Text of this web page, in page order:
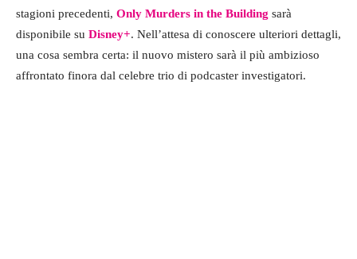
stagioni precedenti, Only Murders in the Building sarà
disponibile su Disney+. Nell’attesa di conoscere ulteriori dettagli,
una cosa sembra certa: il nuovo mistero sarà il più ambizioso
affrontato finora dal celebre trio di podcaster investigatori.